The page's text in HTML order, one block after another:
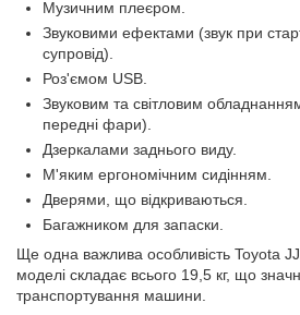
Музичним плеєром.
Звуковими ефектами (звук при
супровід).
Роз'ємом USB.
Звуковим та світловим
передні фари).
Дзеркалами заднього виду.
М'яким ергономічним сидінням.
Дверями, що відкриваються.
Багажником для запаски.
Ще одна важлива особливість Toyota
моделі складає всього 19,5 кг, що
транспортування машини.